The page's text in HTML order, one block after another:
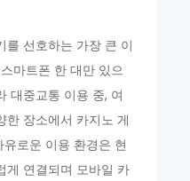
를 선호하는 가장 큰 이
마트폰 한 대만 있으
대중교통 이용 중, 여
한 장소에서 카지노 게
로운 이용 환경은 현
게 연결되며 모바일 카